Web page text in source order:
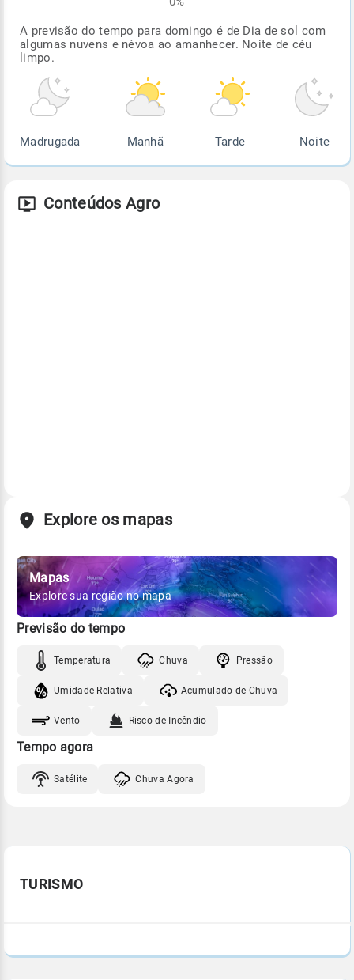
A previsão do tempo para domingo é de Dia de sol com
algumas nuvens e névoa ao amanhecer. Noite de céu
limpo.
Madrugada Manhã Tarde Noite
Conteúdos Agro
Explore os mapas
Mapas
Explore sua região no mapa
Previsão do tempo
Temperatura Chuva Pressão
Umidade Relativa Acumulado de Chuva
Vento Risco de Incêndio
Tempo agora
Satélite Chuva Agora
TURISMO